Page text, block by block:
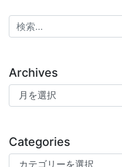
検索:
Archives
Archives
Categories
Categories